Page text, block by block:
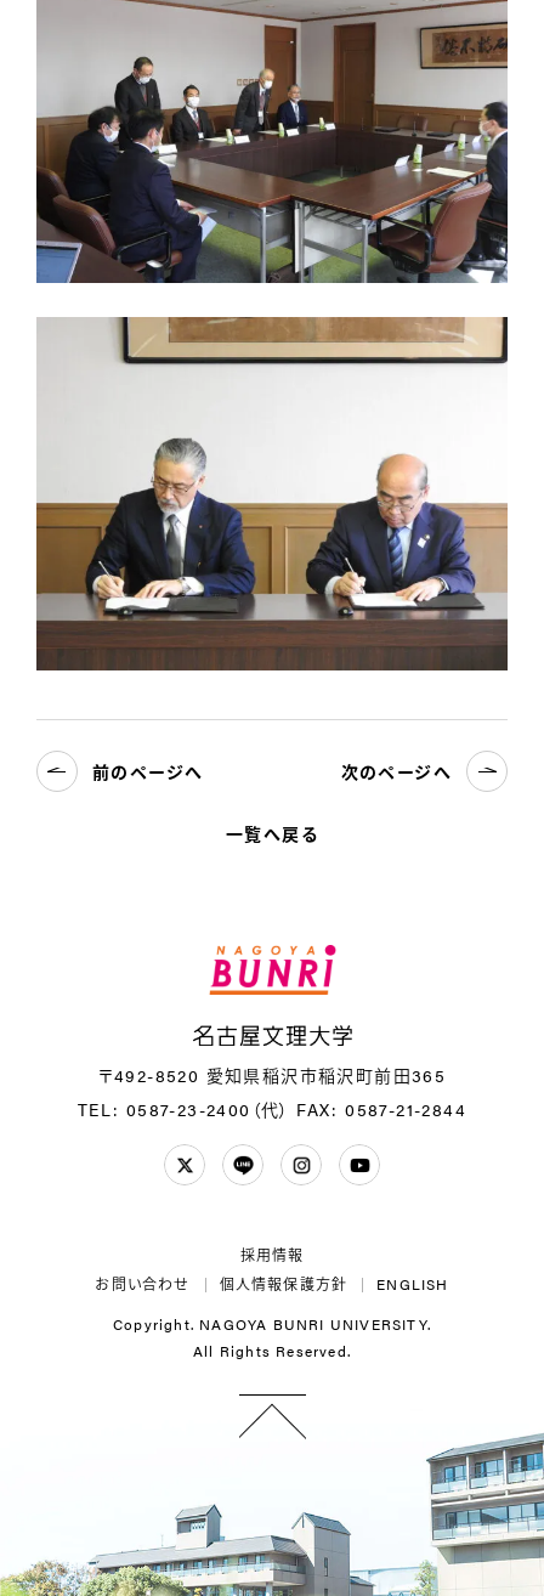
一覧へ戻る
前のページへ 次のページへ
〒492-8520 愛知県稲沢市稲沢町前田365
TEL: 0587-23-2400（代） FAX: 0587-21-2844
ENGLISH
個人情報保護方針
お問い合わせ
採用情報
Copyright. NAGOYA BUNRI UNIVERSITY.
All Rights Reserved.